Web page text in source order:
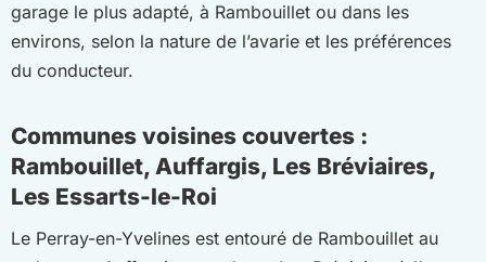
garage le plus adapté, à Rambouillet ou dans les
environs, selon la nature de l’avarie et les préférences
du conducteur.
Communes voisines couvertes :
Rambouillet, Auffargis, Les Bréviaires,
Les Essarts-le-Roi
Le Perray-en-Yvelines est entouré de Rambouillet au